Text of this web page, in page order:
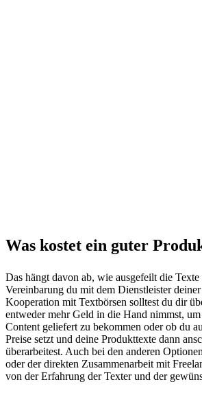
Was kostet ein guter
Das hängt davon ab, wie ausgefeilt die
Vereinbarung du mit dem Dienstleister
Kooperation mit Textbörsen solltest du dir
entweder mehr Geld in die Hand nimmst,
Content geliefert zu bekommen oder ob du
Preise setzt und deine Produkttexte dann
überarbeitest. Auch bei den anderen
oder der direkten Zusammenarbeit mit
von der Erfahrung der Texter und der